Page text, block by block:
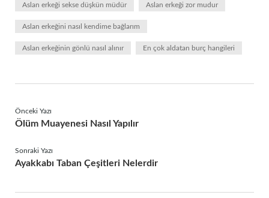
Aslan erkeği sekse düşkün müdür Aslan erkeği zor mudur
Aslan erkeğini nasıl kendime bağlarım
Aslan erkeğinin gönlü nasıl alınır En çok aldatan burç hangileri
Önceki Yazı
Ölüm Muayenesi Nasıl Yapılır
Sonraki Yazı
Ayakkabı Taban Çeşitleri Nelerdir